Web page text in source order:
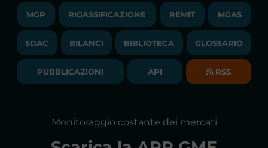
COMUNICATI/NEWS
NEWSLETTER
BILANCI DI ESERCIZIO
BANDI DI GARA E CONTRATTI
SOCIETA' TRASPARENTE
BIBLIOTECA
GLOSSARIO
DICHIARAZIONE DI ACCESSIBILITÀ
FAQs MERCATO ELETTRICO
MGP RIGASSIFICAZIONE REMIT MGAS
SDAC BILANCI BIBLIOTECA GLOSSARIO
PUBBLICAZIONI API RSS
Monitoraggio costante dei mercati